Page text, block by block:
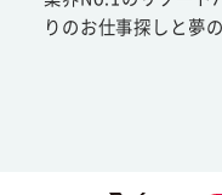
りのお仕事探しと夢